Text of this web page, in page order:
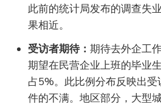
此前的统计局发布的调查失
果相近。
受访者期待：期待去外企工
期望在民营企业上班的毕业
占5%。此比例分布反映出
件的不满。地区部分，大型